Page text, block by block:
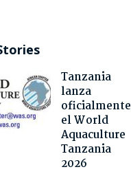
Tanzania
lanza
oficialmente
el World
Aquaculture
Tanzania
2026